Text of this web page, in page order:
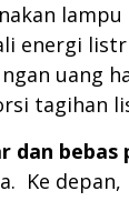
energi
uang
tagihan
dan bebas
Ke